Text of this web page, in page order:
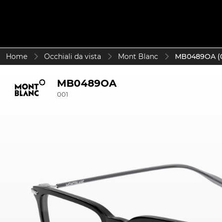
Home Occhiali da vista Mont Blanc MB0489OA
MB0489OA
001